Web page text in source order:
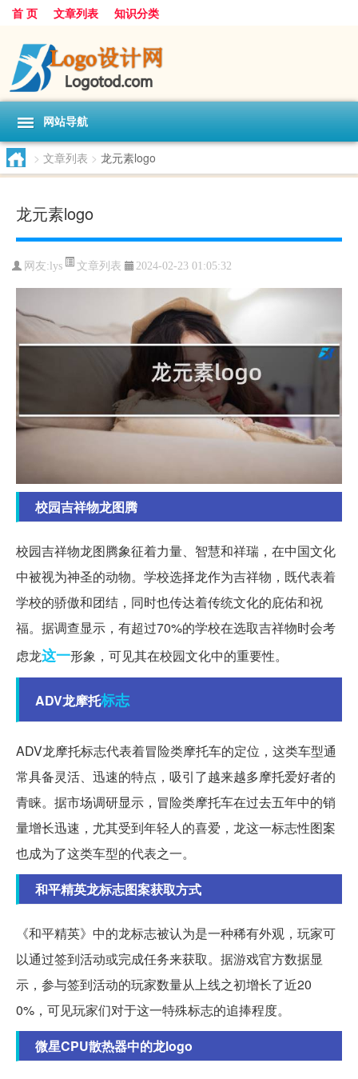
首 页 文章列表 知识分类
网站导航
> 文章列表 > 龙元素logo
龙元素logo
网友: lys 文章列表 2024-02-23 01:05:32
校园吉祥物龙图腾
校园吉祥物龙图腾象征着力量、智慧和祥瑞，在中国文化
中被视为神圣的动物。学校选择龙作为吉祥物，既代表着
学校的骄傲和团结，同时也传达着传统文化的庇佑和祝
福。据调查显示，有超过70%的学校在选取吉祥物时会考
虑龙这一形象，可见其在校园文化中的重要性。
ADV龙摩托标志
ADV龙摩托标志代表着冒险类摩托车的定位，这类车型通
常具备灵活、迅速的特点，吸引了越来越多摩托爱好者的
青睐。据市场调研显示，冒险类摩托车在过去五年中的销
量增长迅速，尤其受到年轻人的喜爱，龙这一标志性图案
也成为了这类车型的代表之一。
和平精英龙标志图案获取方式
《和平精英》中的龙标志被认为是一种稀有外观，玩家可
以通过签到活动或完成任务来获取。据游戏官方数据显
示，参与签到活动的玩家数量从上线之初增长了近20
0%，可见玩家们对于这一特殊标志的追捧程度。
微星CPU散热器中的龙logo